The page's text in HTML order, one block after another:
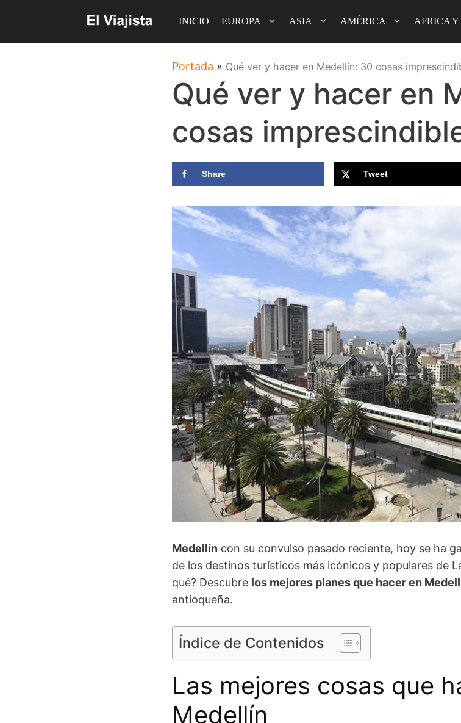
contenido
INICIO EUROPA ASIA AMÉRICA AFRICA
Portada » Qué ver y hacer en Medellín: 30 cosas
Qué ver y hacer en
cosas
Share Tweet
Medellín con su convulso pasado reciente, hoy se ha
de los destinos turísticos más icónicos y populares de
qué? Descubre los mejores planes que hacer en
antioqueña.
Índice de Contenidos
Las mejores cosas que
Medellín